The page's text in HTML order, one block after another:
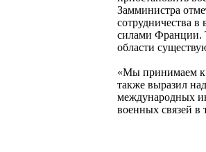
Замминистра
сотрудничества
силами Франции.
области
«Мы принимаем к
также выразил
международных
военных связей в